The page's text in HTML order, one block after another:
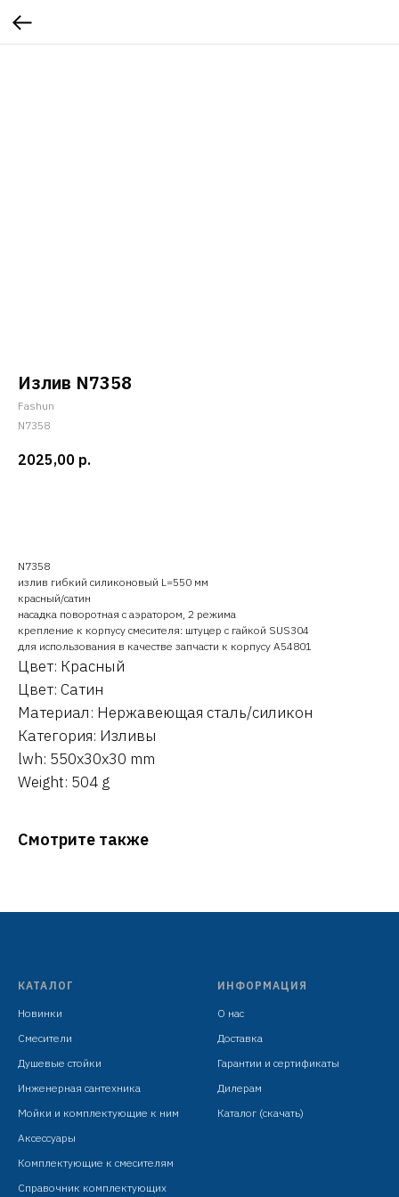
Излив N7358
Fashun
N7358
2025,00 р.
N7358
излив гибкий силиконовый L=550 мм
красный/сатин
насадка поворотная с аэратором, 2 режима
крепление к корпусу смесителя: штуцер с гайкой SUS304
для использования в качестве запчасти к корпусу A54801
Цвет: Красный
Цвет: Сатин
Материал: Нержавеющая сталь/силикон
Категория: Изливы
lwh: 550x30x30 mm
Weight: 504 g
Смотрите также
КАТАЛОГ
Новинки
Смесители
Душевые стойки
Инженерная сантехника
Мойки и комплектующие к ним
Аксессуары
Комплектующие к смесителям
Справочник комплектующих
ИНФОРМАЦИЯ
О нас
Доставка
Гарантии и сертификаты
Дилерам
Каталог (скачать)